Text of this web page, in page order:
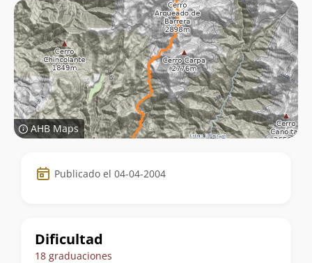
AHB Maps
Datos
de
ruta
Publicado el 04-04-2004
Dificultad
18 graduaciones